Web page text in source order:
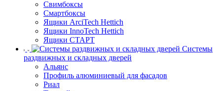
Свимбоксы
Смартбоксы
Ящики ArciTech Hettich
Ящики InnoTech Hettich
Ящики СТАРТ
Системы
раздвижных и складных дверей
Альянс
Профиль алюминиевый для фасадов
Риал